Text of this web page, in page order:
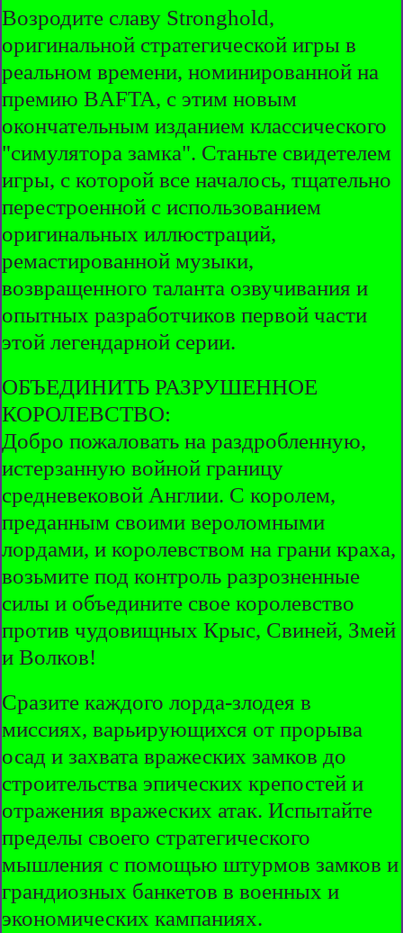
Возродите славу Stronghold,
оригинальной стратегической игры в
реальном времени, номинированной на
премию BAFTA, с этим новым
окончательным изданием классического
"симулятора замка". Станьте свидетелем
игры, с которой все началось, тщательно
перестроенной с использованием
оригинальных иллюстраций,
ремастированной музыки,
возвращенного таланта озвучивания и
опытных разработчиков первой части
этой легендарной серии.
ОБЪЕДИНИТЬ РАЗРУШЕННОЕ
КОРОЛЕВСТВО:
Добро пожаловать на раздробленную,
истерзанную войной границу
средневековой Англии. С королем,
преданным своими вероломными
лордами, и королевством на грани краха,
возьмите под контроль разрозненные
силы и объедините свое королевство
против чудовищных Крыс, Свиней, Змей
и Волков!
Сразите каждого лорда-злодея в
миссиях, варьирующихся от прорыва
осад и захвата вражеских замков до
строительства эпических крепостей и
отражения вражеских атак. Испытайте
пределы своего стратегического
мышления с помощью штурмов замков и
грандиозных банкетов в военных и
экономических кампаниях.